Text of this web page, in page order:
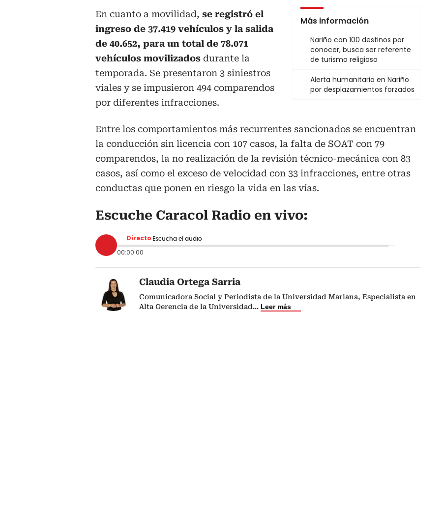
Más información
Nariño con 100 destinos por
conocer, busca ser referente
de turismo religioso
Alerta humanitaria en Nariño
por desplazamientos forzados
En cuanto a movilidad, se registró el
ingreso de 37.419 vehículos y la salida
de 40.652, para un total de 78.071
vehículos movilizados durante la
temporada. Se presentaron 3 siniestros
viales y se impusieron 494 comparendos
por diferentes infracciones.
Entre los comportamientos más recurrentes sancionados se encuentran
la conducción sin licencia con 107 casos, la falta de SOAT con 79
comparendos, la no realización de la revisión técnico-mecánica con 83
casos, así como el exceso de velocidad con 33 infracciones, entre otras
conductas que ponen en riesgo la vida en las vías.
Escuche Caracol Radio en vivo:
Directo Escucha el audio
00:00:00
Claudia Ortega Sarria
Comunicadora Social y Periodista de la Universidad Mariana, Especialista en
Alta Gerencia de la Universidad... Leer más